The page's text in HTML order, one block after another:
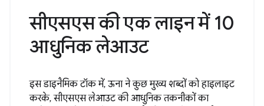
सीएसएस की एक लाइन में 10
आधुनिक लेआउट
इस डाइनैमिक टॉक में, ऊना ने कुछ मुख्य शब्दों को हाइलाइट
करके, सीएसएस लेआउट की आधुनिक तकनीकों का